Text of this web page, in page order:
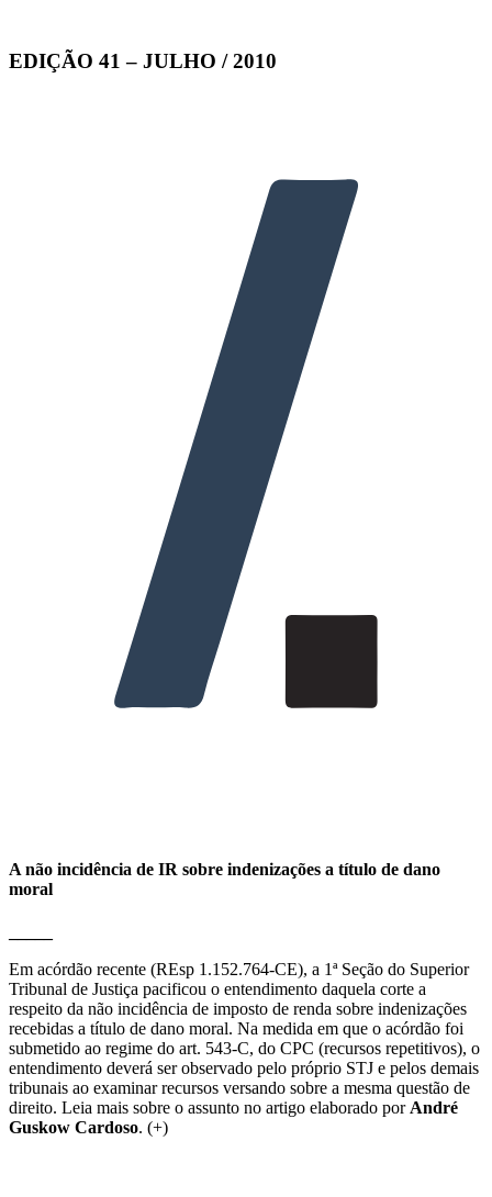
EDIÇÃO 41 – JULHO / 2010
A não incidência de IR sobre indenizações a título de dano
moral
Em acórdão recente (REsp 1.152.764-CE), a 1ª Seção do Superior
Tribunal de Justiça pacificou o entendimento daquela corte a
respeito da não incidência de imposto de renda sobre indenizações
recebidas a título de dano moral. Na medida em que o acórdão foi
submetido ao regime do art. 543-C, do CPC (recursos repetitivos), o
entendimento deverá ser observado pelo próprio STJ e pelos demais
tribunais ao examinar recursos versando sobre a mesma questão de
direito. Leia mais sobre o assunto no artigo elaborado por André
Guskow Cardoso. (+)